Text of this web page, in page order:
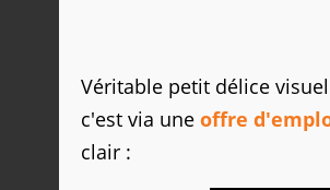
Véritable petit délice
c'est via une offre
clair :